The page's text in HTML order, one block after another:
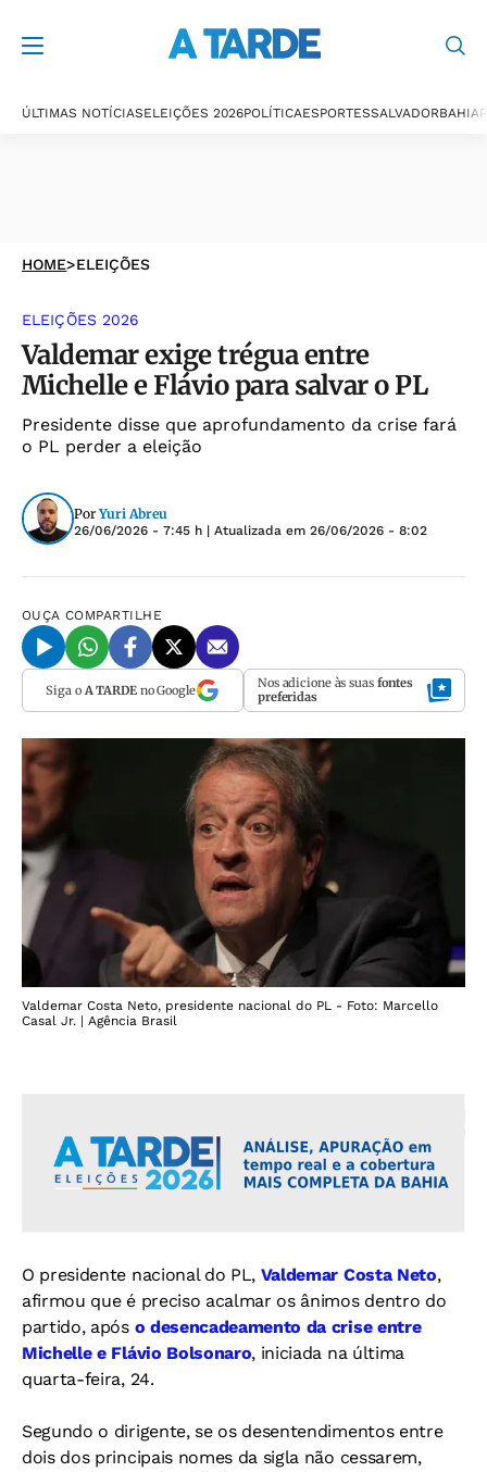
ÚLTIMAS NOTÍCIASELEIÇÕES 2026POLÍTICAESPORTESSALVADORBAHIA
HOME>ELEIÇÕES
ELEIÇÕES 2026
Valdemar exige trégua entre
Michelle e Flávio para salvar o PL
Presidente disse que aprofundamento da crise fará
o PL perder a eleição
Por Yuri Abreu
26/06/2026 - 7:45 h | Atualizada em 26/06/2026 - 8:02
OUÇA COMPARTILHE
Siga o A TARDEno Google Nos adicione às suas fontes
preferidas
Valdemar Costa Neto, presidente nacional do PL - Foto: Marcello
Casal Jr. | Agência Brasil
O presidente nacional do PL, Valdemar Costa Neto,
afirmou que é preciso acalmar os ânimos dentro do
partido, apóso desencadeamento da crise entre
Michelle e Flávio Bolsonaro, iniciada na última
quarta-feira, 24.
Segundo o dirigente, se os desentendimentos entre
dois dos principais nomes da sigla não cessarem,